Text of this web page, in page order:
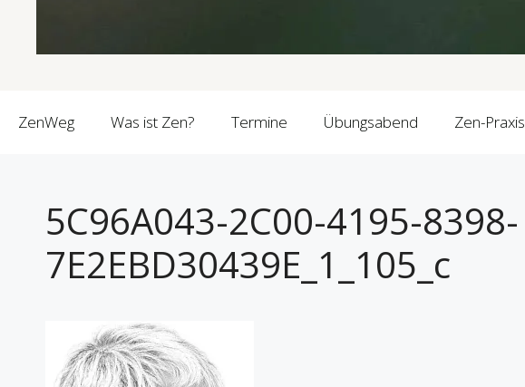
ZenWeg Was ist Zen? Termine Übungsabend Zen-Praxis
5C96A043-2C00-4195-8398-
7E2EBD30439E_1_105_c